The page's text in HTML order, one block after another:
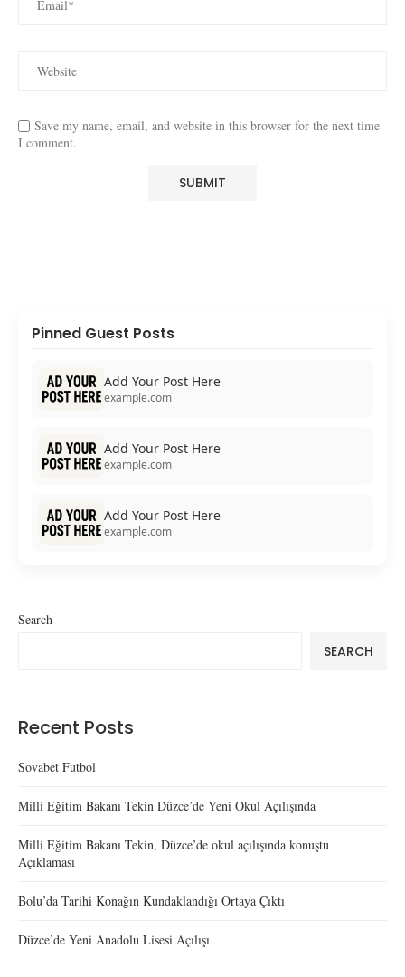
Save my name, email, and website in this browser for the next time
I comment.
Pinned Guest Posts
Add Your Post Here
example.com
Add Your Post Here
example.com
Add Your Post Here
example.com
Search
SEARCH
Recent Posts
Sovabet Futbol
Milli Eğitim Bakanı Tekin Düzce’de Yeni Okul Açılışında
Milli Eğitim Bakanı Tekin, Düzce’de okul açılışında konuştu
Açıklaması
Bolu’da Tarihi Konağın Kundaklandığı Ortaya Çıktı
Düzce’de Yeni Anadolu Lisesi Açılışı